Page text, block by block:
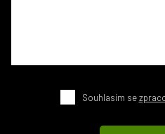
Souhlasím se